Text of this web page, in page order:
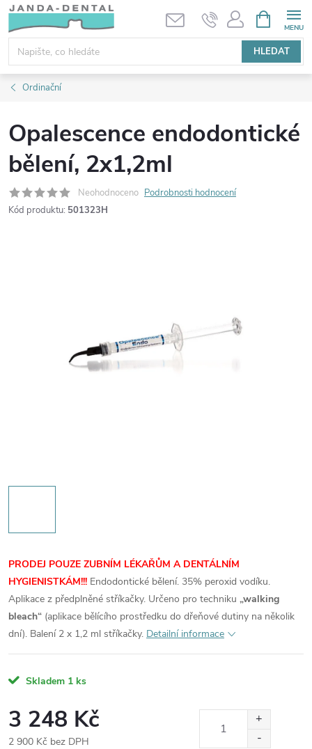
Přejít
obsah
HLEDAT
NÁKUPNÍ
KOŠÍK
Ordinační
Opalescence endodontické
bělení, 2x1,2ml
Neohodnoceno Podrobnosti hodnocení
Kód produktu: 501323H
PRODEJ POUZE ZUBNÍM LÉKAŘŮM A DENTÁLNÍM
HYGIENISTKÁM!!! Endodontické bělení. 35% peroxid vodíku.
Aplikace z předplněné stříkačky. Určeno pro techniku „walking
bleach“ (aplikace bělícího prostředku do dřeňové dutiny na několik
dní). Balení 2 x 1,2 ml stříkačky. Detailní informace
Skladem 1 ks
3 248 Kč
2 900 Kč bez DPH